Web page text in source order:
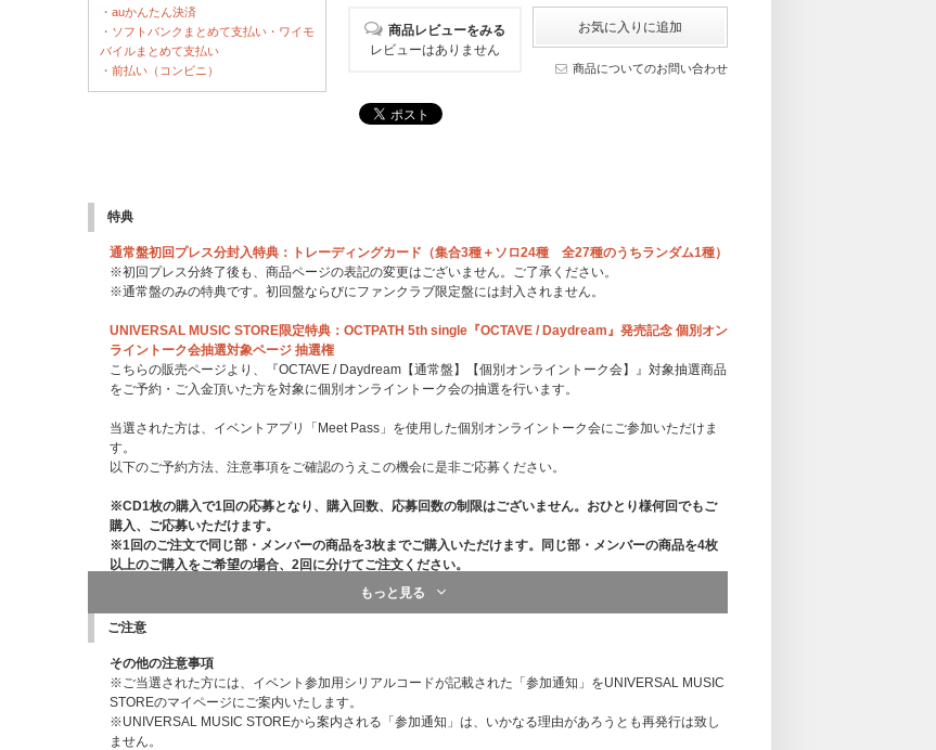
・auかんたん決済
・ソフトバンクまとめて支払い・ワイモ
バイルまとめて支払い
・前払い（コンビニ）
商品レビューをみる
レビューはありません
商品についてのお問い合わせ
特典
通常盤初回プレス分封入特典：トレーディングカード（集合3種＋ソロ24種 全27種のうちランダム1種）
※初回プレス分終了後も、商品ページの表記の変更はございません。ご了承ください。
※通常盤のみの特典です。初回盤ならびにファンクラブ限定盤には封入されません。
UNIVERSAL MUSIC STORE限定特典：OCTPATH 5th single『OCTAVE / Daydream』発売記念 個別オン
ライントーク会抽選対象ページ 抽選権
こちらの販売ページより、『OCTAVE / Daydream【通常盤】【個別オンライントーク会】』対象抽選商品
をご予約・ご入金頂いた方を対象に個別オンライントーク会の抽選を行います。
当選された方は、イベントアプリ「Meet Pass」を使用した個別オンライントーク会にご参加いただけま
す。
以下のご予約方法、注意事項をご確認のうえこの機会に是非ご応募ください。
※CD1枚の購入で1回の応募となり、購入回数、応募回数の制限はございません。おひとり様何回でもご
購入、ご応募いただけます。
※1回のご注文で同じ部・メンバーの商品を3枚までご購入いただけます。同じ部・メンバーの商品を4枚
以上のご購入をご希望の場合、2回に分けてご注文ください。
※「個別オンライントーク会」抽選対象ページからご購入の『OCTAVE / Daydream』通常盤はCDショッ
プ特典の告知ポスターは対象外となります。
対象日程：2024年1月13日（土）、2024年1月14日（日）
受付期間：2023年11月21日（火）正午 ～ 2023年11月23日（木）23:59
当落通知：2023年11月30日（木）15:00以降
シリアル通知予定：2024年1月9日（火）15:00以降
もっと見る
ご注意
その他の注意事項
※ご当選された方には、イベント参加用シリアルコードが記載された「参加通知」をUNIVERSAL MUSIC
STOREのマイページにご案内いたします。
※UNIVERSAL MUSIC STOREから案内される「参加通知」は、いかなる理由があろうとも再発行は致し
ません。